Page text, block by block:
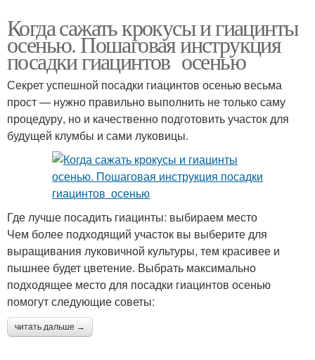
Когда сажать крокусы и гиацинты
осенью. Пошаговая инструкция
посадки гиацинтов осенью
Секрет успешной посадки гиацинтов осенью весьма
прост — нужно правильно выполнить не только саму
процедуру, но и качественно подготовить участок для
будущей клумбы и сами луковицы.
Где лучше посадить гиацинты: выбираем место
Чем более подходящий участок вы выберите для
выращивания луковичной культуры, тем красивее и
пышнее будет цветение. Выбрать максимально
подходящее место для посадки гиацинтов осенью
помогут следующие советы:
читать дальше →